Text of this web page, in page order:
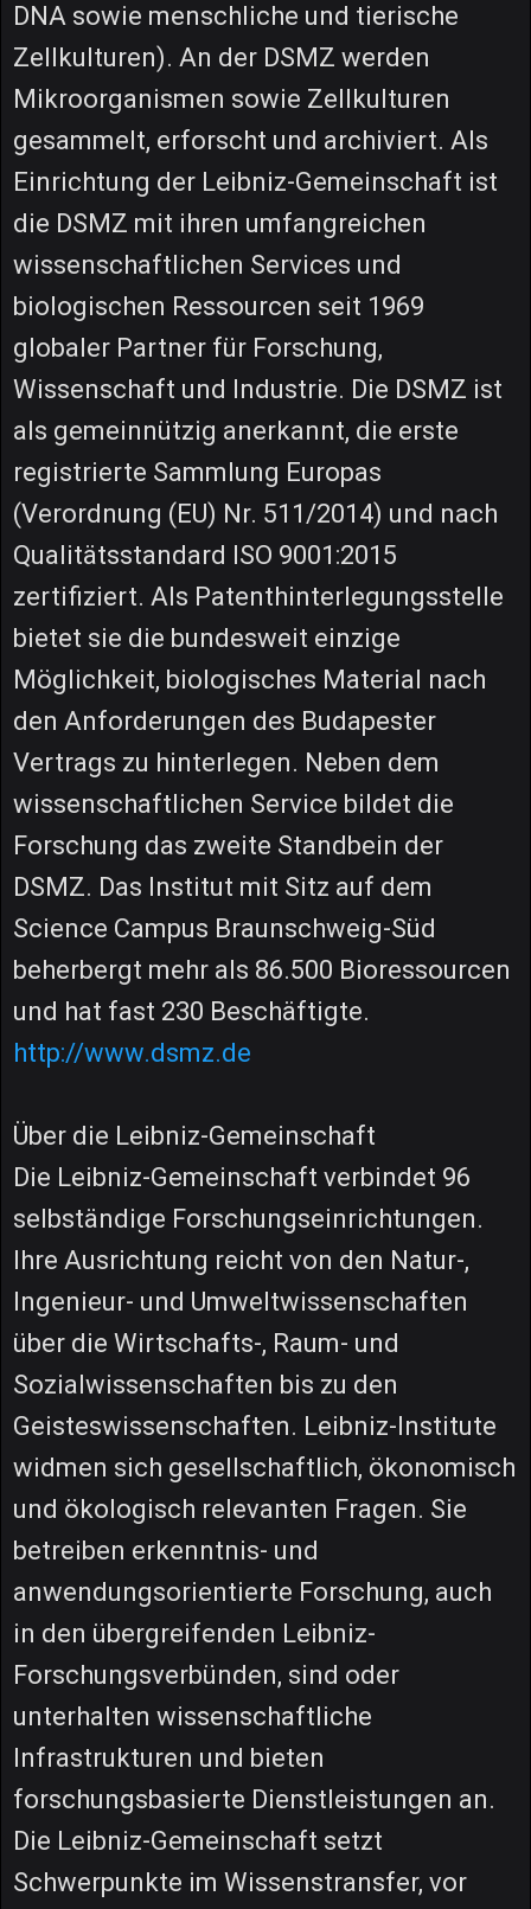
DNA sowie menschliche und tierische
Zellkulturen). An der DSMZ werden
Mikroorganismen sowie Zellkulturen
gesammelt, erforscht und archiviert. Als
Einrichtung der Leibniz-Gemeinschaft ist
die DSMZ mit ihren umfangreichen
wissenschaftlichen Services und
biologischen Ressourcen seit 1969
globaler Partner für Forschung,
Wissenschaft und Industrie. Die DSMZ ist
als gemeinnützig anerkannt, die erste
registrierte Sammlung Europas
(Verordnung (EU) Nr. 511/2014) und nach
Qualitätsstandard ISO 9001:2015
zertifiziert. Als Patenthinterlegungsstelle
bietet sie die bundesweit einzige
Möglichkeit, biologisches Material nach
den Anforderungen des Budapester
Vertrags zu hinterlegen. Neben dem
wissenschaftlichen Service bildet die
Forschung das zweite Standbein der
DSMZ. Das Institut mit Sitz auf dem
Science Campus Braunschweig-Süd
beherbergt mehr als 86.500 Bioressourcen
und hat fast 230 Beschäftigte.
http://www.dsmz.de
Über die Leibniz-Gemeinschaft
Die Leibniz-Gemeinschaft verbindet 96
selbständige Forschungseinrichtungen.
Ihre Ausrichtung reicht von den Natur-,
Ingenieur- und Umweltwissenschaften
über die Wirtschafts-, Raum- und
Sozialwissenschaften bis zu den
Geisteswissenschaften. Leibniz-Institute
widmen sich gesellschaftlich, ökonomisch
und ökologisch relevanten Fragen. Sie
betreiben erkenntnis- und
anwendungsorientierte Forschung, auch
in den übergreifenden Leibniz-
Forschungsverbünden, sind oder
unterhalten wissenschaftliche
Infrastrukturen und bieten
forschungsbasierte Dienstleistungen an.
Die Leibniz-Gemeinschaft setzt
Schwerpunkte im Wissenstransfer, vor